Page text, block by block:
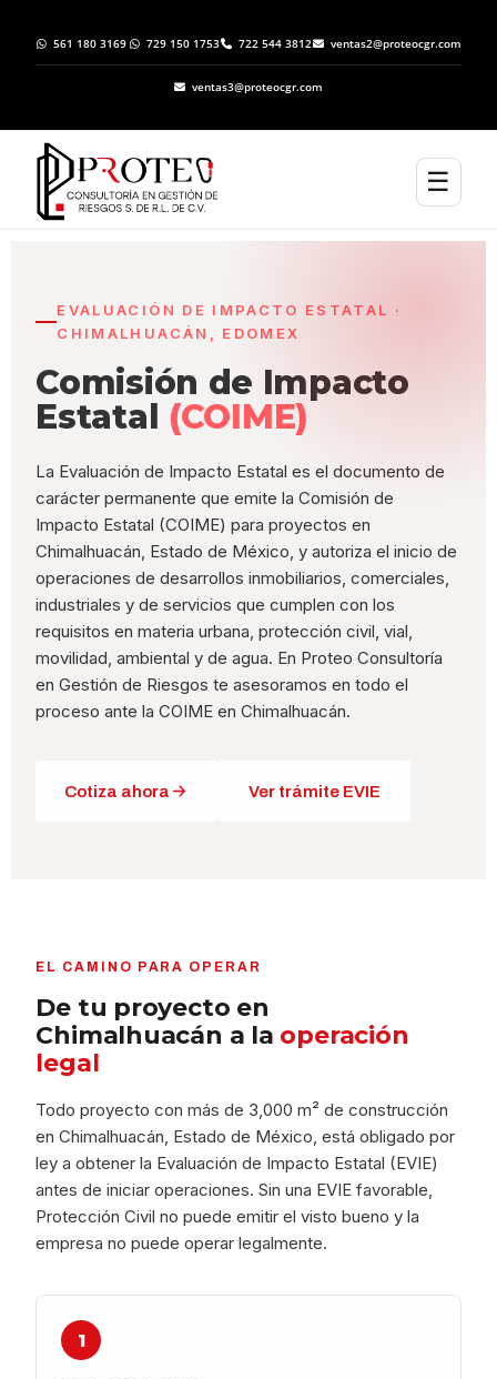
561 180 3169 729 150 1753 722 544 3812 ventas2@proteocgr.com
ventas3@proteocgr.com
☰
EVALUACIÓN DE IMPACTO ESTATAL ·
CHIMALHUACÁN, EDOMEX
Comisión de Impacto
Estatal (COIME)
La Evaluación de Impacto Estatal es el documento de
carácter permanente que emite la Comisión de
Impacto Estatal (COIME) para proyectos en
Chimalhuacán, Estado de México, y autoriza el inicio de
operaciones de desarrollos inmobiliarios, comerciales,
industriales y de servicios que cumplen con los
requisitos en materia urbana, protección civil, vial,
movilidad, ambiental y de agua. En Proteo Consultoría
en Gestión de Riesgos te asesoramos en todo el
proceso ante la COIME en Chimalhuacán.
Cotiza ahora Ver trámite EVIE
EL CAMINO PARA OPERAR
De tu proyecto en
Chimalhuacán a la operación
legal
Todo proyecto con más de 3,000 m² de construcción
en Chimalhuacán, Estado de México, está obligado por
ley a obtener la Evaluación de Impacto Estatal (EVIE)
antes de iniciar operaciones. Sin una EVIE favorable,
Protección Civil no puede emitir el visto bueno y la
empresa no puede operar legalmente.
1